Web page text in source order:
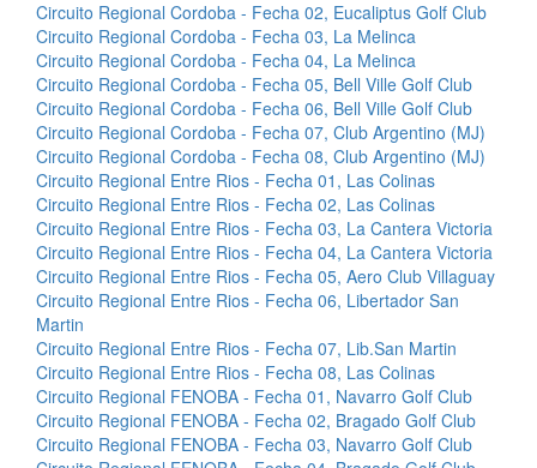
Circuito Regional Cordoba - Fecha 02, Eucaliptus Golf Club
Circuito Regional Cordoba - Fecha 03, La Melinca
Circuito Regional Cordoba - Fecha 04, La Melinca
Circuito Regional Cordoba - Fecha 05, Bell Ville Golf Club
Circuito Regional Cordoba - Fecha 06, Bell Ville Golf Club
Circuito Regional Cordoba - Fecha 07, Club Argentino (MJ)
Circuito Regional Cordoba - Fecha 08, Club Argentino (MJ)
Circuito Regional Entre Rios - Fecha 01, Las Colinas
Circuito Regional Entre Rios - Fecha 02, Las Colinas
Circuito Regional Entre Rios - Fecha 03, La Cantera Victoria
Circuito Regional Entre Rios - Fecha 04, La Cantera Victoria
Circuito Regional Entre Rios - Fecha 05, Aero Club Villaguay
Circuito Regional Entre Rios - Fecha 06, Libertador San
Martin
Circuito Regional Entre Rios - Fecha 07, Lib.San Martin
Circuito Regional Entre Rios - Fecha 08, Las Colinas
Circuito Regional FENOBA - Fecha 01, Navarro Golf Club
Circuito Regional FENOBA - Fecha 02, Bragado Golf Club
Circuito Regional FENOBA - Fecha 03, Navarro Golf Club